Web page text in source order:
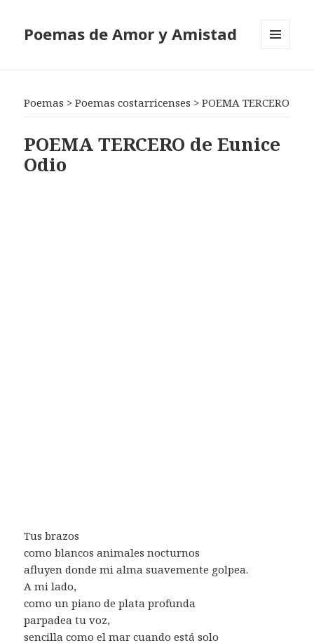
Poemas de Amor y Amistad
Poemas >Poemas costarricenses >POEMA TERCERO
POEMA TERCERO de Eunice
Odio
Tus brazos
como blancos animales nocturnos
afluyen donde mi alma suavemente golpea.
A mi lado,
como un piano de plata profunda
parpadea tu voz,
sencilla como el mar cuando está solo